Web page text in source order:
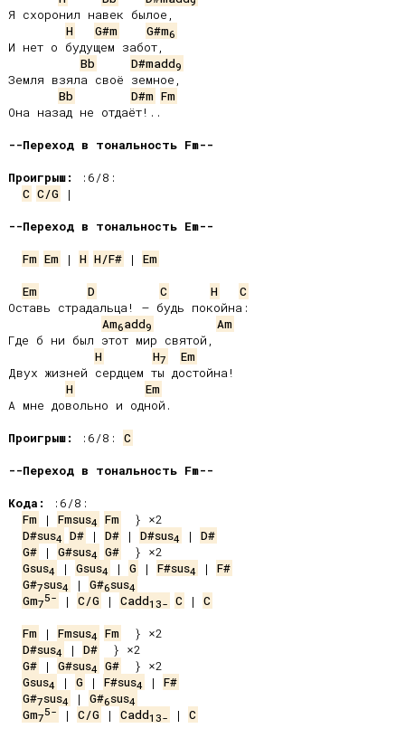
Я схоронил навек былое,
H
G#m G#m6
И нет о будущем забот,
Bb
D#madd9
Земля взяла своё земное,
Bb
D#m Fm
Она назад не отдаёт!..
--Переход в тональность Fm--
Проигрыш:
C C/G |
--Переход в тональность Em--
Fm Em | H H/F# | Em
Em
D C H
C
Оставь страдальца! – будь покойна:
Am6add9
Am
Где б ни был этот мир святой,
H
H7
Em
Двух жизней сердцем ты достойна!
H
Em
А мне довольно и одной.
Проигрыш:
:6/8: C
--Переход в тональность Fm--
Кода:
Fm | Fmsus4 Fm
D#sus4 D# | D# | D#sus4 | D#
G# | G#sus4 G#
Gsus4 | Gsus4 | G | F#sus4 | F#
G#7sus4 | G#6sus4
Gm75- | C/G | Cadd13- C | C
Fm | Fmsus4 Fm
D#sus4 | D#
G# | G#sus4 G#
Gsus4 | G | F#sus4 | F#
G#7sus4 | G#6sus4
Gm75- | C/G | Cadd13- | C